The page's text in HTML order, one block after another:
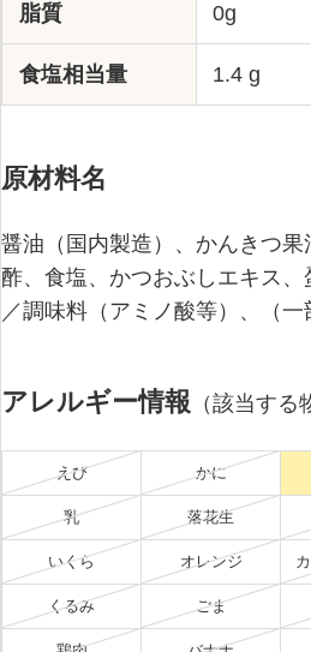
脂質 0g
食塩相当量 1.4 g
原材料名
醤油（国内製造）、かんきつ
酢、食塩、かつおぶしエキス
／調味料（アミノ酸等）、（一
アレルギー情報 （該当する
えび かに
乳 落花生
いくら オレンジ
くるみ ごま